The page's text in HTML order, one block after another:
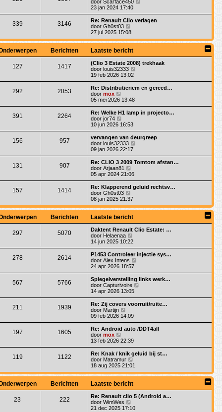
c
h
t
b
r
i
t
t
e
r
h
t
k
a
a
t
s
t
e
b
r
i
c
h
t
door Scarface450
k
i
a
s
t
r
h
t
23 jan 2024 17:40
339 3146
Re: Renault Clio verlagen
door Gh0st03
e
k
i
j
k
l
a
a
s
t
e
b
r
c
h
t
27 jul 2025 15:08
Berichten Laatste bericht
127 1417
(Clio 3 Estate 2008) trekhaak
door louis32333
k
i
a
e
r
i
t
19 feb 2026 13:02
292 2053
Re: Distributieriem en gereed…
door mox
e
k
i
k
a
t
s
e
b
e
r
i
c
h
t
05 mei 2026 13:48
391 2264
Re: Welke H1 lamp in projecto…
door jor74
e
k
i
j
k
a
a
t
s
e
b
e
r
c
h
t
10 jun 2026 16:53
156 957
vervangen van deurgreep
door louis32333
k
i
a
t
r
h
t
09 jan 2026 22:17
131 907
Re: CLIO 3 2009 Tomtom afstan…
door Arjaan81
e
k
k
a
a
t
s
t
e
b
r
i
c
h
t
05 apr 2024 21:06
157 1414
Re: Klapperend geluid rechtsv…
door Gh0st03
e
k
i
j
k
l
a
a
t
e
b
r
i
c
h
t
08 jan 2025 21:37
Berichten Laatste bericht
297 5070
Daktent Renault Clio Estate: …
door Helaenaa
e
k
i
j
k
a
t
s
e
e
r
i
h
t
14 jun 2025 10:22
278 2614
P1453 Controleer injectie sys…
door Alex Intens
k
j
k
a
e
r
i
t
24 apr 2026 18:57
567 5766
Spiegelverstelling links werk…
door Capturivoire
k
i
a
a
e
r
h
t
14 apr 2026 13:05
211 1939
Re: Zij covers voorruit/ruite…
door Martijn
e
k
i
k
a
a
t
s
t
e
b
r
i
c
09 feb 2026 14:09
197 1605
Re: Android auto /DDT4all
door mox
e
k
i
j
k
a
a
t
t
e
13 feb 2026 22:39
119 1122
Re: Knak / knik geluid bij st…
door Matramur
e
k
i
k
l
a
18 aug 2025 21:01
Berichten Laatste bericht
23 222
Re: Renault clio 5 (Android a…
door WimWes
e
21 dec 2025 17:10